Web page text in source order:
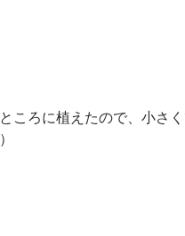
ころに植えたので、小さ